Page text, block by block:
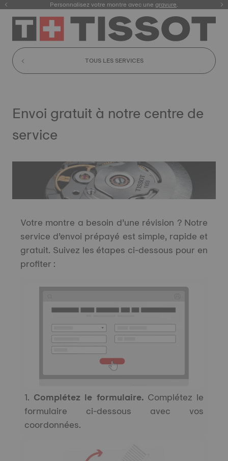
Personnalisez votre montre avec une gravure.
votre montre
TOUS LES SERVICES
Envoi gratuit à notre centre de
service
Votre montre a besoin d’une révision ? Notre
service d’envoi prépayé est simple, rapide et
gratuit. Suivez les étapes ci-dessous pour en
profiter :
1. Complétez le formulaire.Complétez le
formulaire ci-dessous avec vos
coordonnées.